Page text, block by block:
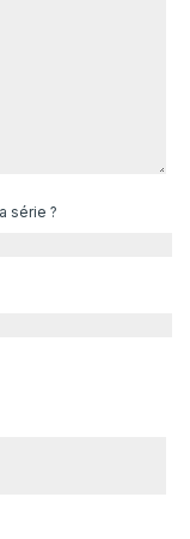
série ?